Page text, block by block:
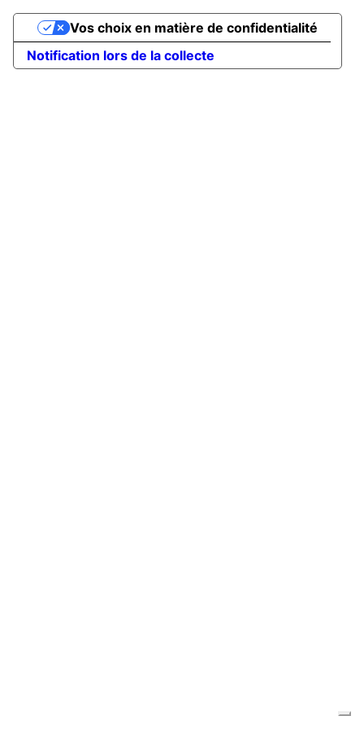
Notification lors de la collecte
Vos choix en matière de confidentialité